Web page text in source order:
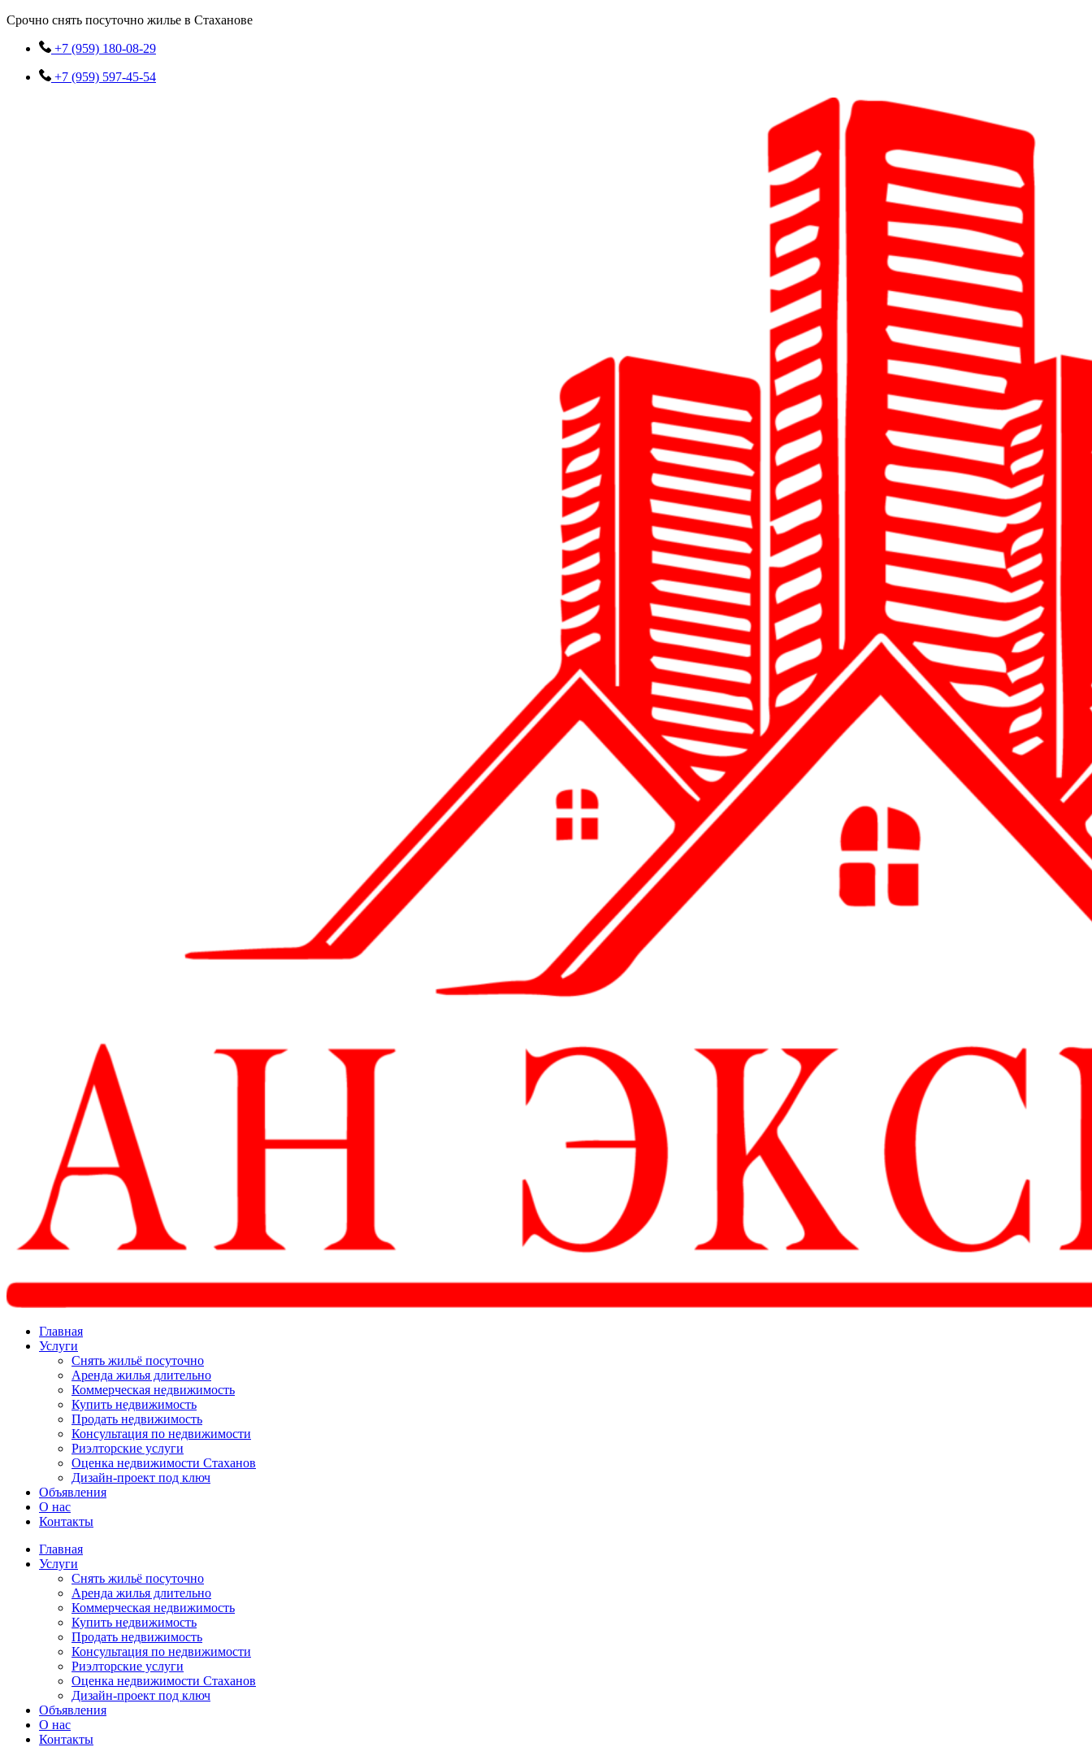
Перейти
содержимому
Срочно снять посуточно жилье в Стаханове
+7 (959) 180-08-29
+7 (959) 597-45-54
Главная
Услуги
Снять жильё посуточно
Аренда жилья длительно
Коммерческая недвижимость
Купить недвижимость
Продать недвижимость
Консультация по недвижимости
Риэлторские услуги
Оценка недвижимости Стаханов
Дизайн-проект под ключ
Объявления
О нас
Контакты
Главная
Услуги
Снять жильё посуточно
Аренда жилья длительно
Коммерческая недвижимость
Купить недвижимость
Продать недвижимость
Консультация по недвижимости
Риэлторские услуги
Оценка недвижимости Стаханов
Дизайн-проект под ключ
Объявления
О нас
Контакты